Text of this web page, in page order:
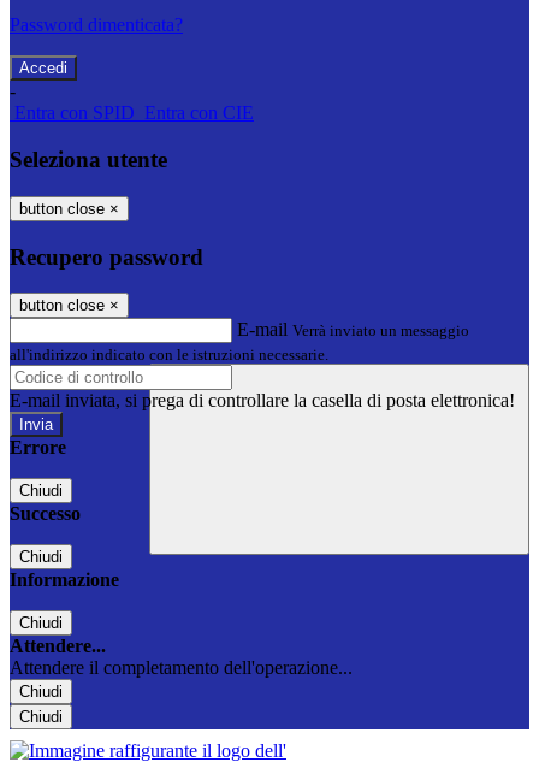
Password dimenticata?
-
Entra con SPID Entra con CIE
Seleziona utente
button close ×
Recupero password
button close ×
E-mail Verrà inviato un messaggio
all'indirizzo indicato con le istruzioni necessarie.
E-mail inviata, si prega di controllare la casella di posta elettronica!
Errore
Chiudi
Successo
Chiudi
Informazione
Chiudi
Attendere...
Attendere il completamento dell'operazione...
Chiudi
Chiudi